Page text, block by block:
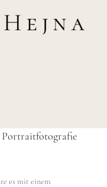
Portraitfotografie
es mit einem